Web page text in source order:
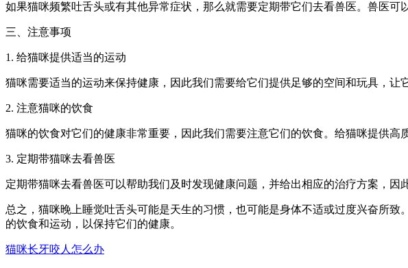
如果猫咪频繁吐舌头或有其他异常症状，那么就需要定期带它们去看兽医。兽医
三、注意事项
1. 给猫咪提供适当的运动
猫咪需要适当的运动来保持健康，因此我们需要给它们提供足够的空间和玩具，让
2. 注意猫咪的饮食
猫咪的饮食对它们的健康非常重要，因此我们需要注意它们的饮食。给猫咪提供高
3. 定期带猫咪去看兽医
定期带猫咪去看兽医可以帮助我们及时发现健康问题，并给出相应的治疗方案，因
总之，猫咪晚上睡觉吐舌头可能是天生的习惯，也可能是身体不适或过度兴奋所
的饮食和运动，以保持它们的健康。
猫咪长牙咬人怎么办